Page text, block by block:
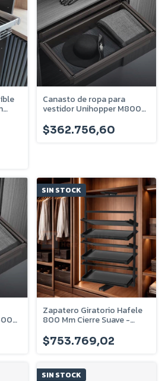
Canasto de ropa para
vestidor Unihopper M800
$362.756,60
SIN STOCK
Zapatero Giratorio Hafele
800 Mm Cierre Suave -
$753.769,02
SIN STOCK